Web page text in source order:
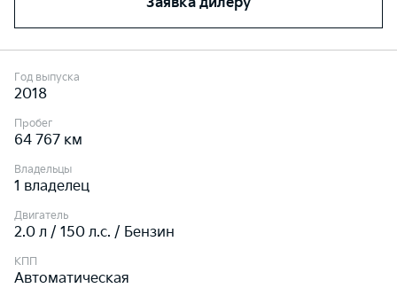
Год выпуска
2018
Пробег
64 767 км
Владельцы
1 владелец
Двигатель
2.0 л / 150 л.c. / Бензин
КПП
Автоматическая